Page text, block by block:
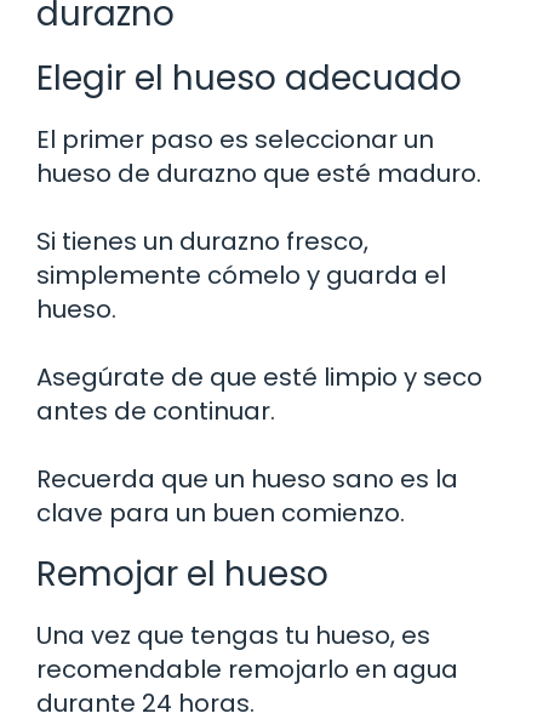
durazno
Elegir el hueso adecuado
El primer paso es seleccionar un
hueso de durazno que esté maduro.
Si tienes un durazno fresco,
simplemente cómelo y guarda el
hueso.
Asegúrate de que esté limpio y seco
antes de continuar.
Recuerda que un hueso sano es la
clave para un buen comienzo.
Remojar el hueso
Una vez que tengas tu hueso, es
recomendable remojarlo en agua
durante 24 horas.